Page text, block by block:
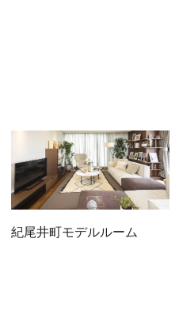
紀尾井町モデルルーム